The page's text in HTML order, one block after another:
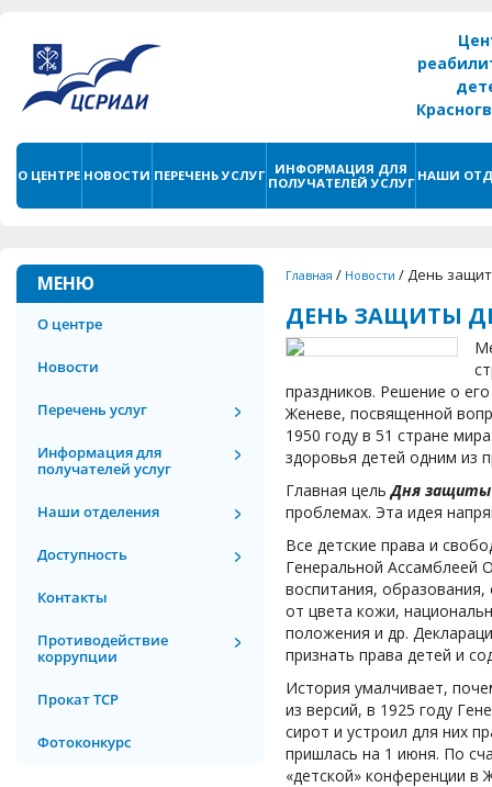
О ЦЕНТРЕ НОВОСТИ ПЕРЕЧЕНЬ УСЛУГ
ИНФОРМАЦИЯ ДЛЯ
ПОЛУЧАТЕЛЕЙ УСЛУГ НАШИ
МЕНЮ
О центре
Новости
Перечень услуг
Информация для
получателей услуг
Наши отделения
Доступность
Контакты
Противодействие
коррупции
Прокат ТСР
Фотоконкурс
Главная / Новости /День
ДЕНЬ ЗАЩИТЫ
праздников. Решение о
Женеве, посвященной
1950 году в 51 стране
здоровья детей одним из
Главная цельДня
проблемах. Эта идея
Все детские права и
Генеральной Ассамблеей
воспитания, образования,
от цвета кожи,
положения и др.
признать права детей и
История умалчивает,
из версий, в 1925 году
сирот и устроил для них
пришлась на 1 июня. По
«детской» конференции в